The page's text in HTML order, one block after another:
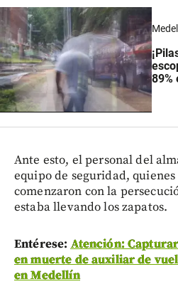
89%
Ante esto, el personal del
equipo de seguridad,
comenzaron con la
estaba llevando los zapatos.
Entérese: Atención:
en muerte de auxiliar de
en Medellín